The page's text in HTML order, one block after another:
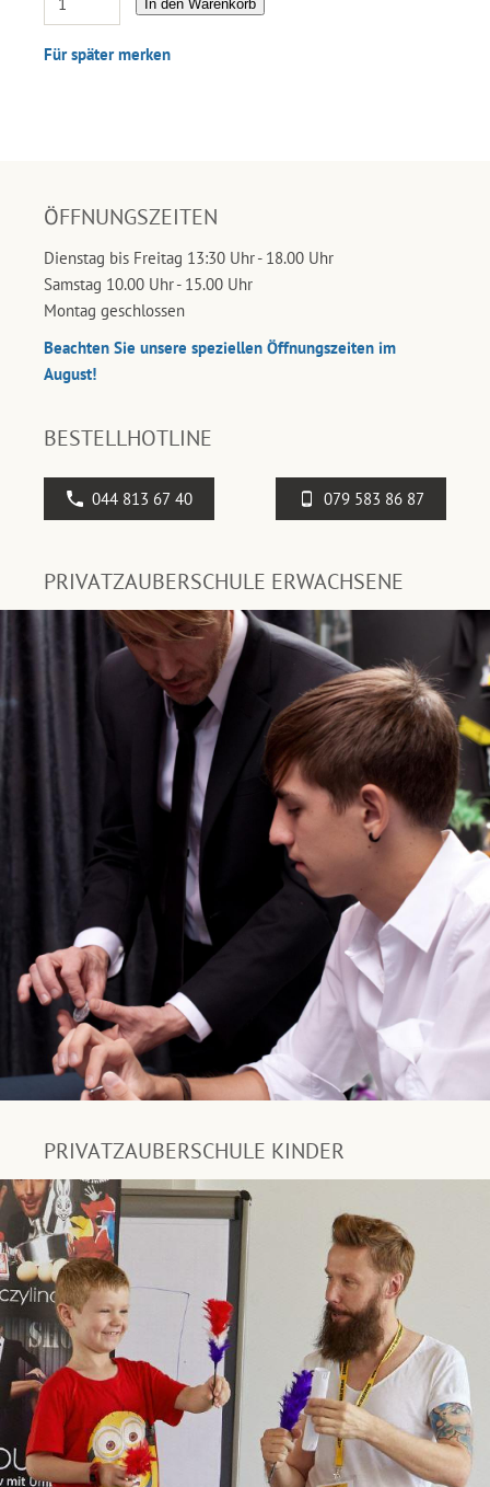
In den Warenkorb
Für später merken
ÖFFNUNGSZEITEN
Dienstag bis Freitag 13:30 Uhr - 18.00 Uhr
Samstag 10.00 Uhr - 15.00 Uhr
Montag geschlossen
Beachten Sie unsere speziellen Öffnungszeiten im
August!
BESTELLHOTLINE
044 813 67 40 079 583 86 87
PRIVATZAUBERSCHULE ERWACHSENE
PRIVATZAUBERSCHULE KINDER